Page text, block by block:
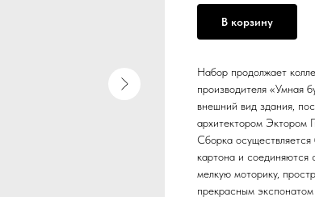
В корзину
Набор продолжает
производителя «Умная
внешний вид здания,
архитектором Эктором
Сборка осуществляется
картона и соединяются
мелкую моторику,
прекрасным